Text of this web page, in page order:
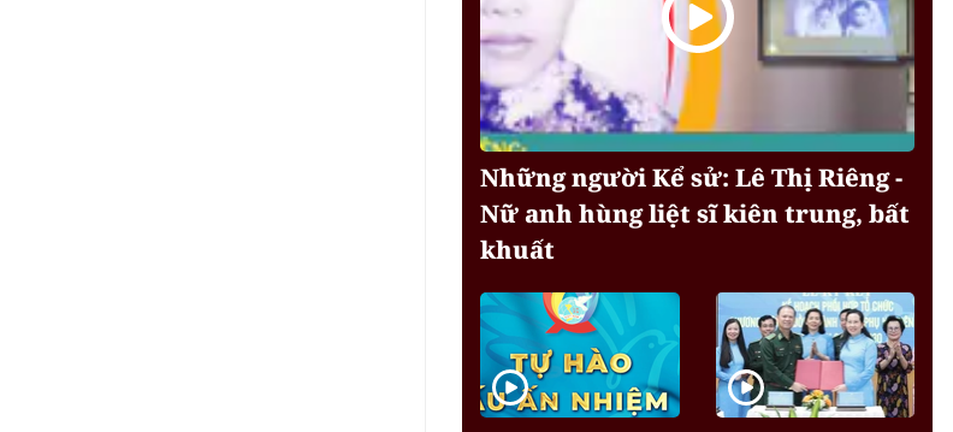
Những người Kể sử: Lê Thị Riêng -
Nữ anh hùng liệt sĩ kiên trung, bất
khuất